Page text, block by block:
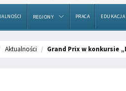
REGIONY PRACA EDUKACJA
Aktualności Grand Prix w konkursie